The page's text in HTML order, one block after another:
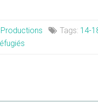
Productions Tags: 14-